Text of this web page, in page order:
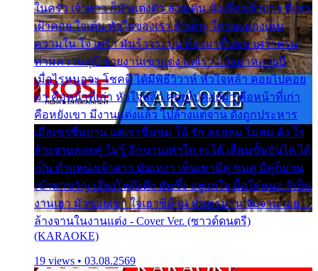
ในครัว เจ้าสาว ก็มัวแต่งตัว สวยเด่น นั่งเคียงเจ้าบ่าว ที่เขา
เฝ้าคอย ใจเต้น หัวใจของเรา ลำเค็ญ ใครจะมองเห็น
ความใน ใจ เศร้า มันร้าวระบม ต้องมาขื่นขม เศร้าตรม
ท่ามความสุขี ช่วยงานเขาแต่ง แต่เรา แล้งมาหลายปี
เมื่อไรหนอจะ โชคดี ได้มีพิธีวิวาห์ หัวใจหล้า คอยไปคอย
มา คือหน้าที่เก่า หัวใจหล้า คอยไปคอยมา คือหน้าที่เก่า
คือหยังเขา มีงานแต่งแล้ว ไปล้างแต่จาน ดั่งถูกประหาร
เมื่อเขาชื่นบาน แต่เราขื่นขม โอ้ รัก ลอยลม ไม่สม ดัง ใจ
ล้างจานคอยคู่ ไม่รู้ อีกนานเท่าใด จะได้ เลื่อนขั้นบันได ได้
เป็น ตำแหน่งเจ้าสาว มันเหงา เห็นเขามีคู่ ซมดู มีคู่ก็ม่วน
เข้าพาขวัญ เสียงโห่ตึงตึง มันซึ้ง อยู่แก่ใจ มื้อใด๋หนอ สิเป็น
งานเฮา มัวซอยเขา ใจเฮาซิด้าน มันทรมาน จับจาน เอย…
ล้างจานในงานแต่ง - Cover Ver. (ซาวด์ดนตรี)
(KARAOKE)
19 views • 03.08.2569